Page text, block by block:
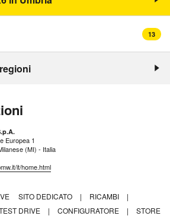
13
Europea 1
(MI) - Italia
it/home.html
SITO DEDICATO | RICAMBI
|
DRIVE | CONFIGURATORE |
STORE